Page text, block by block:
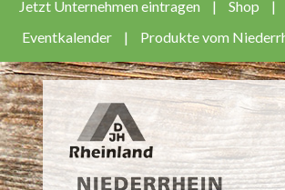
Jetzt Unternehmen eintragen | Shop |
Eventkalender
| Produkte vom